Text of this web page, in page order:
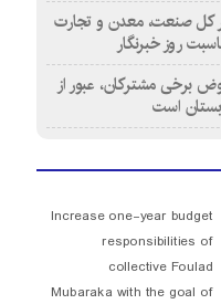
کل صنعت، معدن و تجارت
روز خبرنگار
برخی مشترکان، عبور از
است
Increase one-year budget
responsibilities of
collective Foulad
Mubaraka with the goal of